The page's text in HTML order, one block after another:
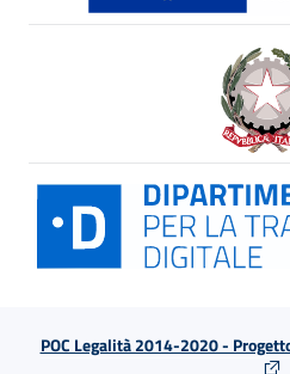
POC Legalità 2014-2020 -